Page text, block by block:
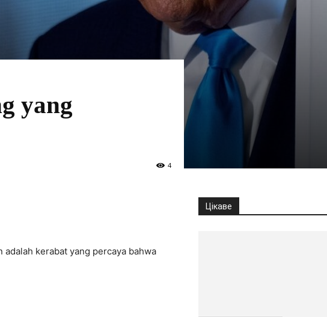
yang
4
kerabat yang percaya bahwa
Цікаве